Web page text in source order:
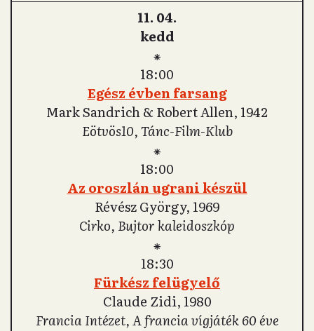
11. 04.
kedd
⁕
18:00
Egész évben farsang
Mark Sandrich & Robert Allen, 1942
Eötvös10, Tánc-Film-Klub
⁕
18:00
Az oroszlán ugrani készül
Révész György, 1969
Cirko, Bujtor kaleidoszkóp
⁕
18:30
Fürkész felügyelő
Claude Zidi, 1980
Francia Intézet, A francia vígjáték 60 éve